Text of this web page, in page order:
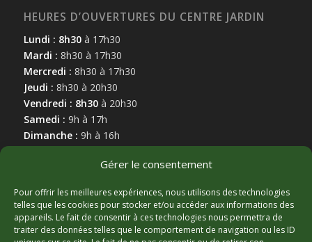
Gérer le consentement
Pour offrir les meilleures expériences, nous utilisons des technologies
telles que les cookies pour stocker et/ou accéder aux informations des
appareils. Le fait de consentir à ces technologies nous permettra de
traiter des données telles que le comportement de navigation ou les ID
HEURES D’OUVERTURES DU CENTRE JARDIN
Lundi : 8h30à 17h30
Mardi : 8h30 à 17h30
Mercredi : 8h30 à 17h30
Jeudi : 8h30 à 20h30
Vendredi : 8h30à 20h30
Samedi : 9h à 17h
Dimanche : 9h à 16h
MARCHAND AFFILIÉ